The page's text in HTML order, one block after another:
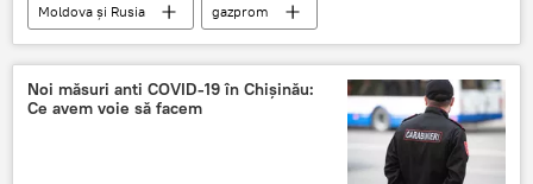
Moldova și Rusia
gazprom
moldovagaz
Audit datorie
Noi măsuri anti COVID-19 în Chișinău:
Ce avem voie să facem